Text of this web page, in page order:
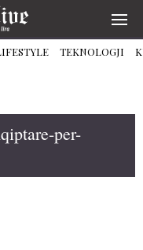
TEKNOLOGJI
per-